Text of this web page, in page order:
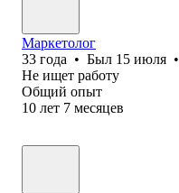
Маркетолог
33 года • Был 15 июля •
Не ищет работу
Общий опыт
10 лет 7 месяцев